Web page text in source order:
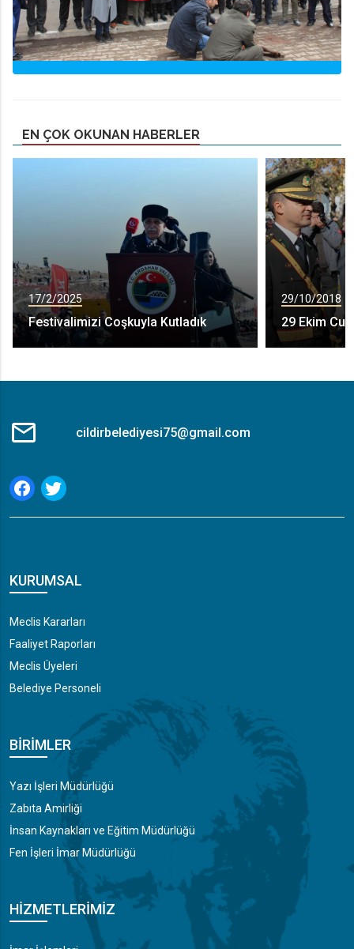
EN ÇOK OKUNAN HABERLER
17/2/2025
Festivalimizi Coşkuyla Kutladık
29/10/2018
29 Ekim
cildirbelediyesi75@gmail.com
KURUMSAL
Meclis Kararları
Faaliyet Raporları
Meclis Üyeleri
Belediye Personeli
BIRIMLER
Yazı İşleri Müdürlüğü
Zabıta Amirliği
İnsan Kaynakları ve Eğitim Müdürlüğü
Fen İşleri İmar Müdürlüğü
HIZMETLERIMIZ